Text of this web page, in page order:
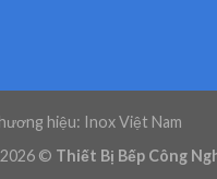
hiệu: Inox Việt Nam
© Thiết Bị Bếp Công